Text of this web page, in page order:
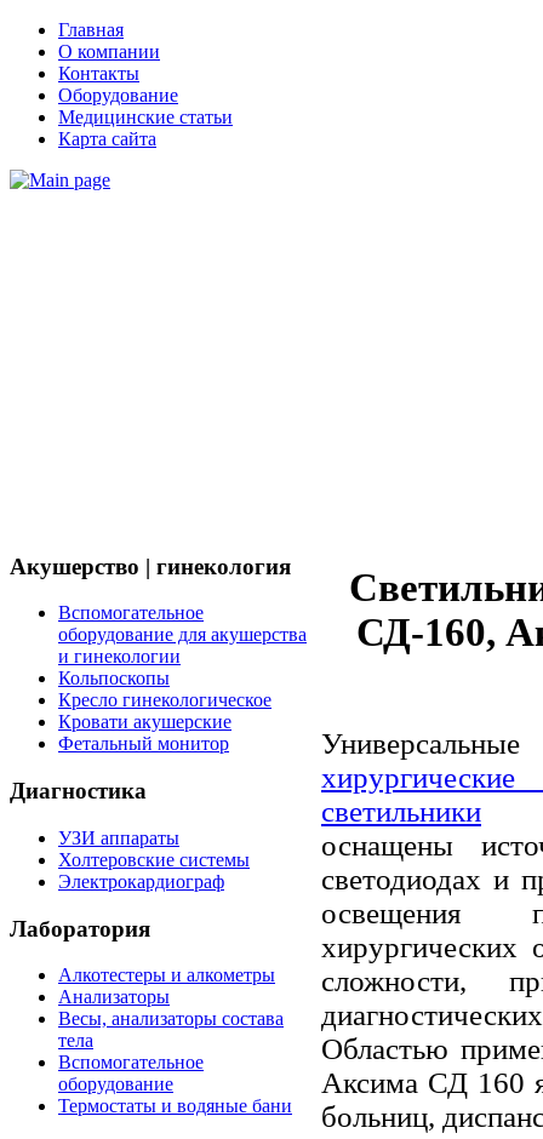
Главная
О компании
Контакты
Оборудование
Медицинские статьи
Карта сайта
Акушерство | гинекология
Вспомогательное
оборудование для акушерства
и гинекологии
Кольпоскопы
Кресло гинекологическое
Кровати акушерские
Фетальный монитор
Диагностика
УЗИ аппараты
Холтеровские системы
Электрокардиограф
Лаборатория
Алкотестеры и алкометры
Анализаторы
Весы, анализаторы состава
тела
Вспомогательное
оборудование
Термостаты и водяные бани
СД-160,
светильники
оснащены
светодиодах и
освещения
хирургических
сложности,
Областью
Аксима СД 160
больниц,